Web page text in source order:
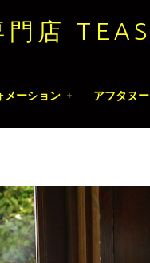
門店
メーション アフタヌ